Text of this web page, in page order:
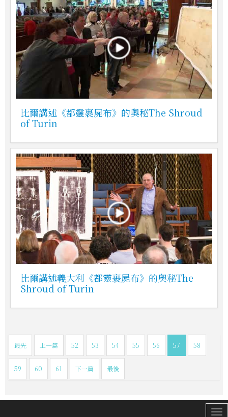
比爾講述《都靈裹屍布》的奧秘The Shroud
of Turin
比爾講述義大利《都靈裹屍布》的奧秘The
Shroud of Turin
最先 上一篇 52 53 54 55 56 57 58
59 60 61 下一篇 最後